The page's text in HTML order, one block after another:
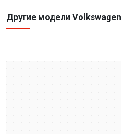
Другие модели Volkswagen